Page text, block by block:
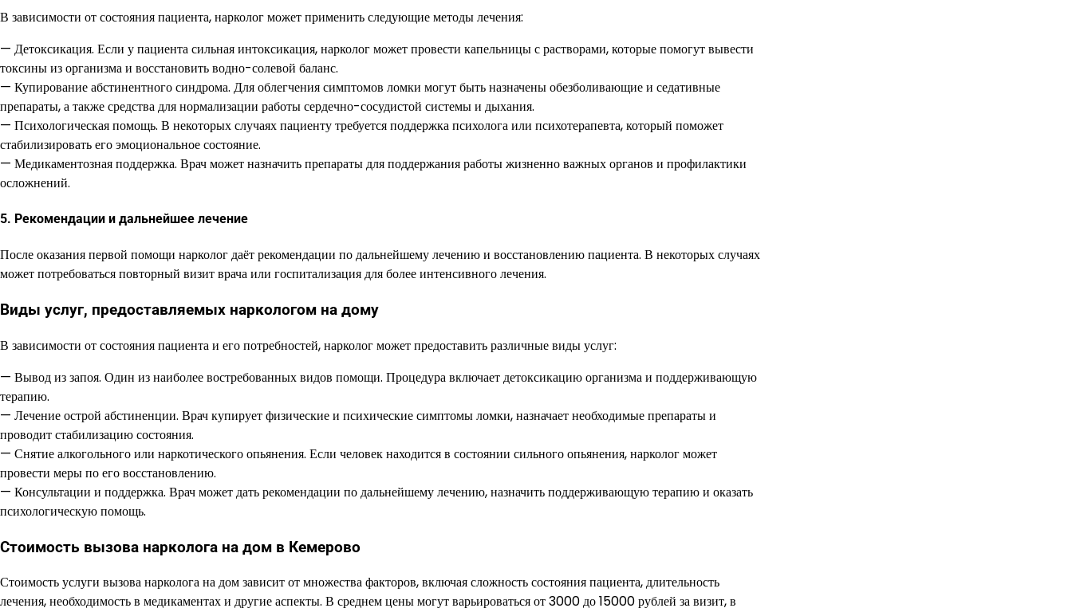
В зависимости от состояния пациента, нарколог может применить следующие методы лечения:
— Детоксикация. Если у пациента сильная интоксикация, нарколог может провести капельницы с растворами, которые помогут вывести
токсины из организма и восстановить водно-солевой баланс.
— Купирование абстинентного синдрома. Для облегчения симптомов ломки могут быть назначены обезболивающие и седативные
препараты, а также средства для нормализации работы сердечно-сосудистой системы и дыхания.
— Психологическая помощь. В некоторых случаях пациенту требуется поддержка психолога или психотерапевта, который поможет
стабилизировать его эмоциональное состояние.
— Медикаментозная поддержка. Врач может назначить препараты для поддержания работы жизненно важных органов и профилактики
осложнений.
5. Рекомендации и дальнейшее лечение
После оказания первой помощи нарколог даёт рекомендации по дальнейшему лечению и восстановлению пациента. В некоторых случаях
может потребоваться повторный визит врача или госпитализация для более интенсивного лечения.
Виды услуг, предоставляемых наркологом на дому
В зависимости от состояния пациента и его потребностей, нарколог может предоставить различные виды услуг:
— Вывод из запоя. Один из наиболее востребованных видов помощи. Процедура включает детоксикацию организма и поддерживающую
терапию.
— Лечение острой абстиненции. Врач купирует физические и психические симптомы ломки, назначает необходимые препараты и
проводит стабилизацию состояния.
— Снятие алкогольного или наркотического опьянения. Если человек находится в состоянии сильного опьянения, нарколог может
провести меры по его восстановлению.
— Консультации и поддержка. Врач может дать рекомендации по дальнейшему лечению, назначить поддерживающую терапию и оказать
психологическую помощь.
Стоимость вызова нарколога на дом в Кемерово
Стоимость услуги вызова нарколога на дом зависит от множества факторов, включая сложность состояния пациента, длительность
лечения, необходимость в медикаментах и другие аспекты. В среднем цены могут варьироваться от 3000 до 15000 рублей за визит, в